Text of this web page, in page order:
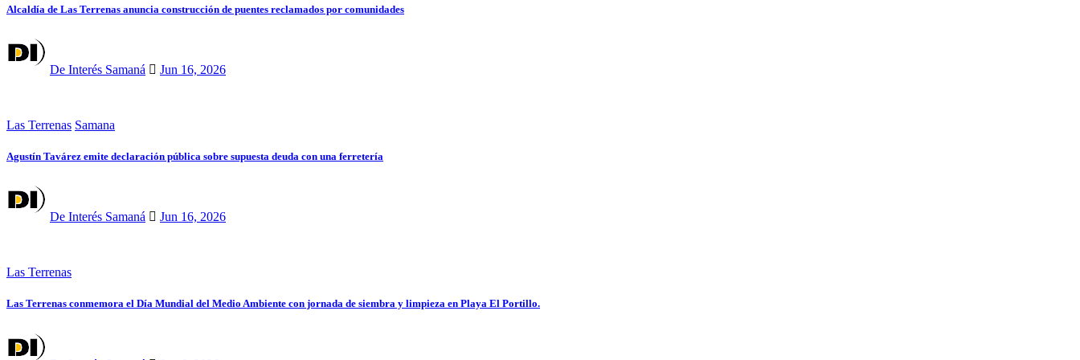
Alcaldía de Las Terrenas anuncia construcción de puentes reclamados por comunidades
De Interés Samaná Jun 16, 2026
Las Terrenas Samana
Agustín Tavárez emite declaración pública sobre supuesta deuda con una ferretería
De Interés Samaná Jun 16, 2026
Las Terrenas
Las Terrenas conmemora el Día Mundial del Medio Ambiente con jornada de siembra y limpieza en Playa El Portillo.